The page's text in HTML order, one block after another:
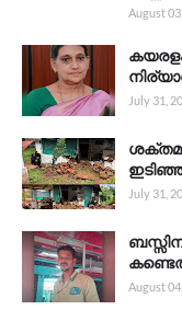
August
July 31,
July 31,
August